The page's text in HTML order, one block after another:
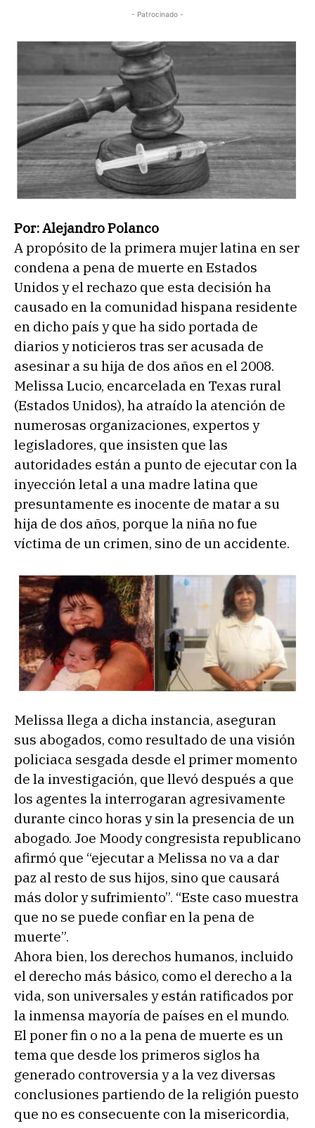
- Patrocinado -
Por: Alejandro Polanco
A propósito de la primera mujer latina en ser
condena a pena de muerte en Estados
Unidos y el rechazo que esta decisión ha
causado en la comunidad hispana residente
en dicho país y que ha sido portada de
diarios y noticieros tras ser acusada de
asesinar a su hija de dos años en el 2008.
Melissa Lucio, encarcelada en Texas rural
(Estados Unidos), ha atraído la atención de
numerosas organizaciones, expertos y
legisladores, que insisten que las
autoridades están a punto de ejecutar con la
inyección letal a una madre latina que
presuntamente es inocente de matar a su
hija de dos años, porque la niña no fue
víctima de un crimen, sino de un accidente.
Melissa llega a dicha instancia, aseguran
sus abogados, como resultado de una visión
policiaca sesgada desde el primer momento
de la investigación, que llevó después a que
los agentes la interrogaran agresivamente
durante cinco horas y sin la presencia de un
abogado. Joe Moody congresista republicano
afirmó que “ejecutar a Melissa no va a dar
paz al resto de sus hijos, sino que causará
más dolor y sufrimiento”. “Este caso muestra
que no se puede confiar en la pena de
muerte”.
Ahora bien, los derechos humanos, incluido
el derecho más básico, como el derecho a la
vida, son universales y están ratificados por
la inmensa mayoría de países en el mundo.
El poner fin o no a la pena de muerte es un
tema que desde los primeros siglos ha
generado controversia y a la vez diversas
conclusiones partiendo de la religión puesto
que no es consecuente con la misericordia,